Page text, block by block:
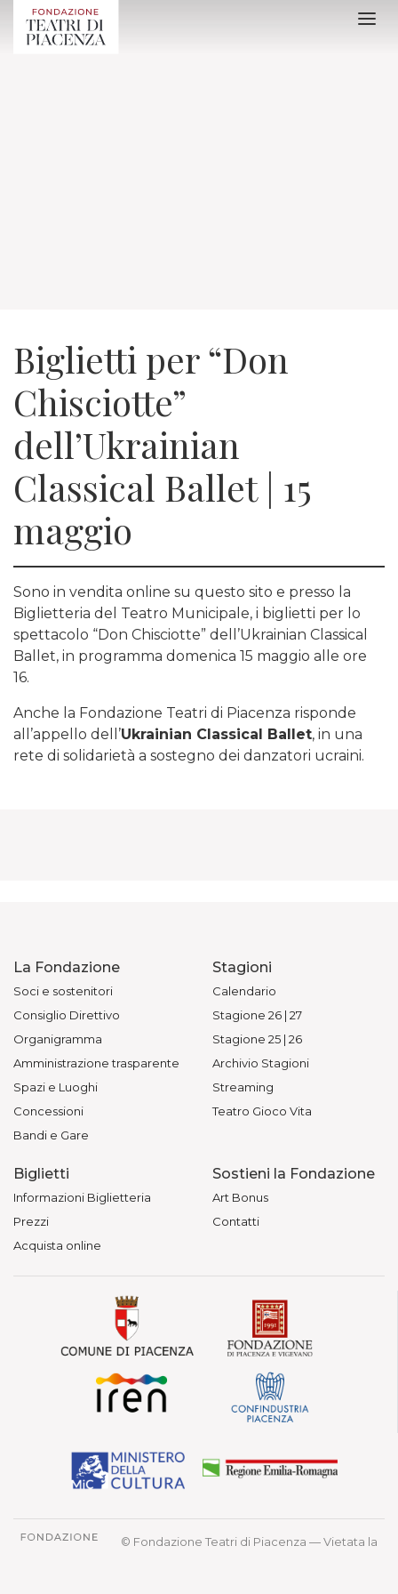
Biglietti per “Don
Chisciotte”
dell’Ukrainian
Classical Ballet | 15
maggio
Sono in vendita online su questo sito e presso la
Biglietteria del Teatro Municipale, i biglietti per lo
spettacolo “Don Chisciotte” dell’Ukrainian Classical
Ballet, in programma domenica 15 maggio alle ore
16.
Anche la Fondazione Teatri di Piacenza risponde
all’appello dell’Ukrainian Classical Ballet, in una
rete di solidarietà a sostegno dei danzatori ucraini.
La Fondazione
Soci e sostenitori
Consiglio Direttivo
Organigramma
Amministrazione trasparente
Spazi e Luoghi
Concessioni
Bandi e Gare
Stagioni
Calendario
Stagione 26 | 27
Stagione 25 | 26
Archivio Stagioni
Streaming
Teatro Gioco Vita
Biglietti
Informazioni Biglietteria
Prezzi
Acquista online
Sostieni la Fondazione
Art Bonus
Contatti
© Fondazione Teatri di Piacenza — Vietata la